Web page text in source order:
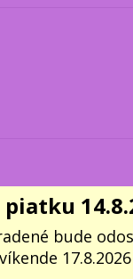
bude